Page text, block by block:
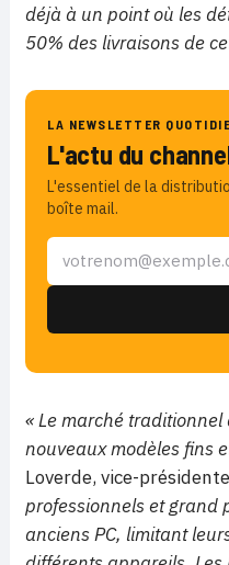
déjà à un point où les
50% des livraisons de
LA NEWSLETTER
L'actu du
L'essentiel de la
boîte mail.
« Le marché
nouveaux modèles fins
Loverde, vice-
professionnels et grand
anciens PC, limitant